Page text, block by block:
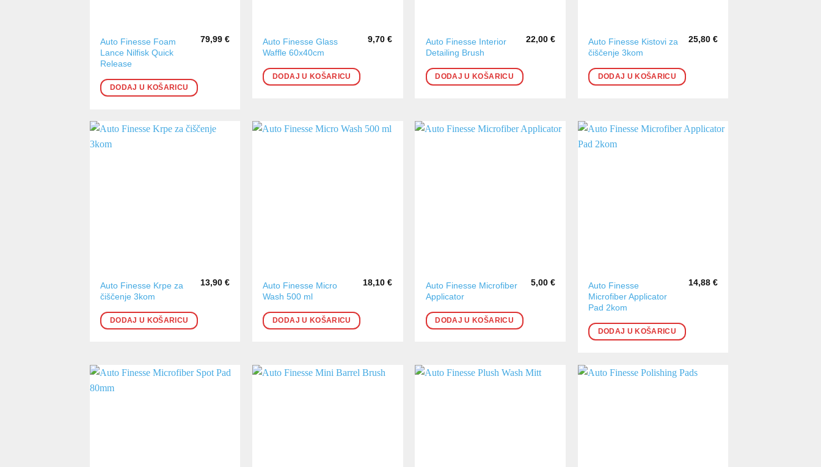
Auto Finesse Foam
Lance Nilfisk Quick
Release
79,99€
DODAJ U KOŠARICU
Auto Finesse Glass
Waffle 60x40cm
9,70€
DODAJ U KOŠARICU
Auto Finesse Interior
Detailing Brush
22,00 €
DODAJ U KOŠARICU
Auto Finesse Kistovi za
čiščenje 3kom
25,80 €
DODAJ U KOŠARICU
Auto Finesse Krpe za
čiščenje 3kom
13,90€
DODAJ U KOŠARICU
Auto Finesse Micro
Wash 500 ml
18,10€
DODAJ U KOŠARICU
Auto Finesse Microfiber
Applicator
5,00 €
DODAJ U KOŠARICU
Auto Finesse
Microfiber Applicator
Pad 2kom
14,88 €
DODAJ U KOŠARICU